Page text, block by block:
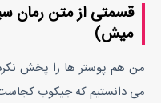
قسمتی از متن رمان
میش)
من هم پوستر ها را پخش
می دانستیم که جیکوب کجاست